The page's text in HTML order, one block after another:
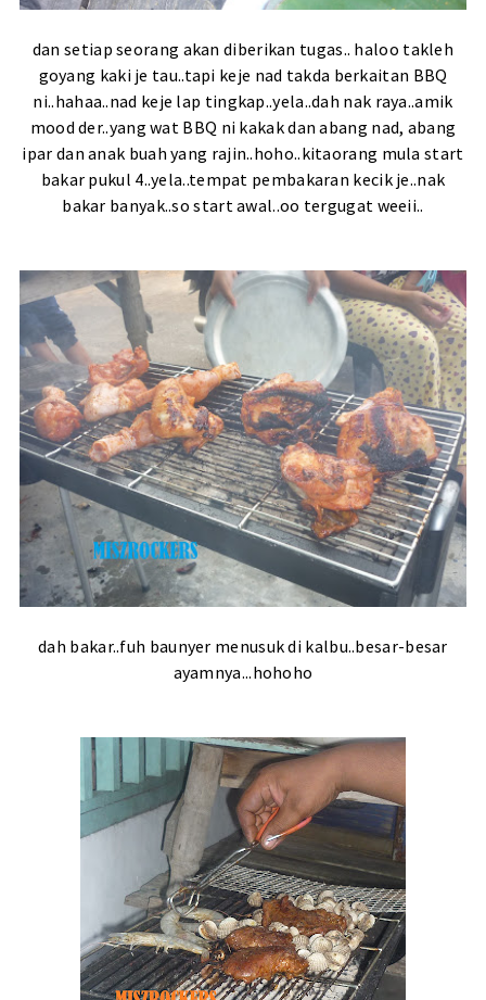
dan setiap seorang akan diberikan tugas.. haloo takleh
goyang kaki je tau..tapi keje nad takda berkaitan BBQ
ni..hahaa..nad keje lap tingkap..yela..dah nak raya..amik
mood der..yang wat BBQ ni kakak dan abang nad, abang
ipar dan anak buah yang rajin..hoho..kitaorang mula start
bakar pukul 4..yela..tempat pembakaran kecik je..nak
bakar banyak..so start awal..oo tergugat weeii..
dah bakar..fuh baunyer menusuk di kalbu..besar-besar
ayamnya...hohoho